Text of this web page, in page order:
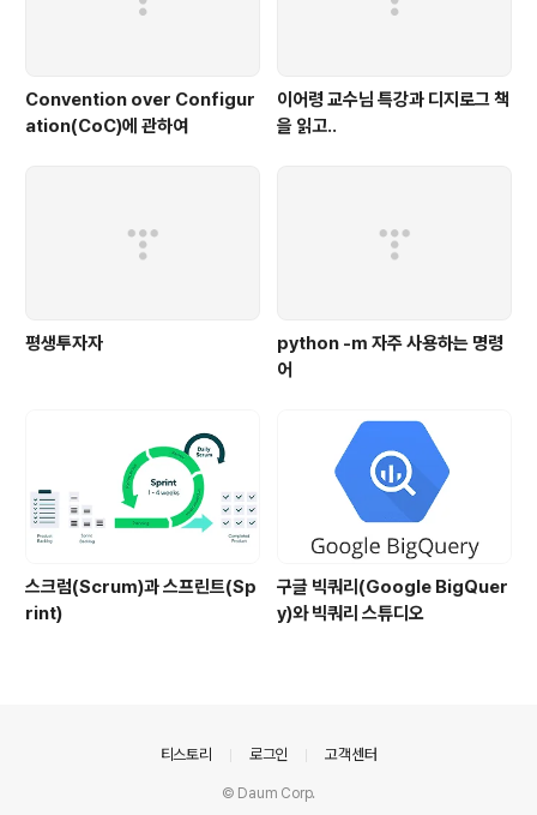
Convention over Configur
ation(CoC)에 관하여
이어령 교수님 특강과 디지로그 책
을 읽고..
평생투자자
python -m 자주 사용하는 명령
어
스크럼(Scrum)과 스프린트(Sp
rint)
구글 빅쿼리(Google BigQuer
y)와 빅쿼리 스튜디오
티스토리 로그인 고객센터
© Daum Corp.